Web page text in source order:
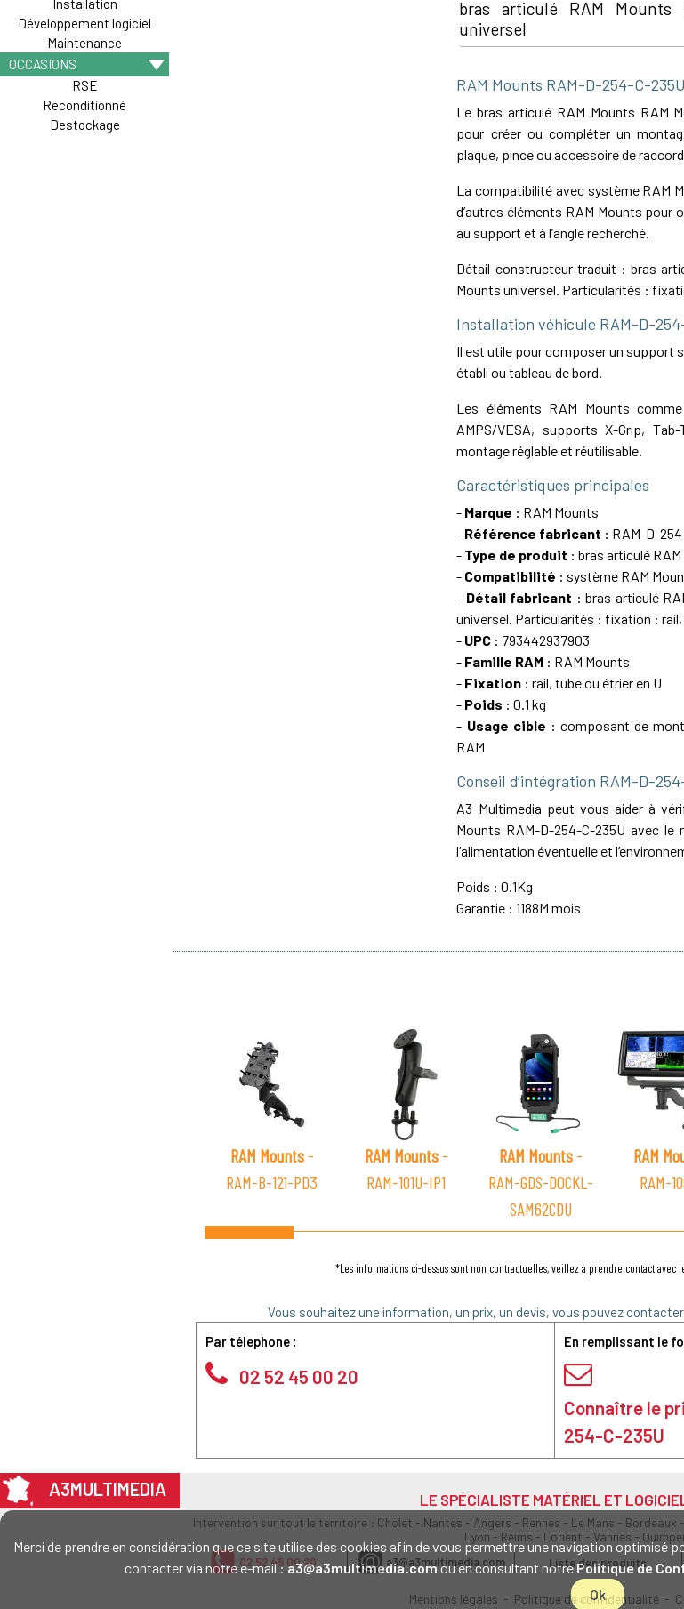
Merci de prendre en considération que ce site utilise des cookies afin de vous permettre une navigation
contacter via notre e-mail : a3@a3multimedia.comou en consultant notrePolitique de
Ok
Installation
Développement logiciel
Maintenance
OCCASIONS
RSE
Reconditionné
Destockage
bras articulé RAM Mounts
universel
RAM Mounts RAM-D-254-C-
Le bras articulé RAM Mounts RAM
pour créer ou compléter un
plaque, pince ou accessoire de
La compatibilité avec système RAM
d’autres éléments RAM Mounts pour
au support et à l’angle recherché.
Détail constructeur traduit : bras
Mounts universel. Particularités :
Installation véhicule RAM-D-
Il est utile pour composer un support
établi ou tableau de bord.
Les éléments RAM Mounts
AMPS/VESA, supports X-Grip,
montage réglable et réutilisable.
Caractéristiques principales
- Marque : RAM Mounts
- Référence fabricant : RAM-D-
- Type de produit : bras articulé
- Compatibilité : système RAM
- Détail fabricant : bras articulé
universel. Particularités : fixation : rail,
- UPC : 793442937903
- Famille RAM : RAM Mounts
- Fixation : rail, tube ou étrier en U
- Poids : 0.1 kg
- Usage cible : composant de
RAM
Conseil d’intégration RAM-D-
A3 Multimedia peut vous aider à
Mounts RAM-D-254-C-235U avec
l’alimentation éventuelle et
Poids : 0.1Kg
Garantie : 1188M mois
RAM Mounts-
RAM-B-121-PD3
RAM Mounts-
RAM-101U-IP1
RAM Mounts-
RAM-GDS-DOCKL-
SAM62CDU
RAM
RAM-
*Les informations ci-dessus sont non contractuelles, veillez à prendre contact avec
Vous souhaitez une information, un prix, un devis, vous pouvez
Par télephone :
02 52 45 00 20
En remplissant le
Connaître le
254-C-235U
A3MULTIMEDIA LE SPÉCIALISTE MATÉRIEL ET
Intervention sur tout le territoire : Cholet - Nantes - Angers - Rennes - Le Mans -
Lyon - Reims - Lorient - Vannes -
02 52 45 00 20 a3@a3multimedia.com Liste des produits
Mentions légales - Politique de confidentialité -